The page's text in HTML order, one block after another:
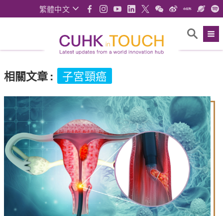
繁體中文
相關文章: 子宮頸癌